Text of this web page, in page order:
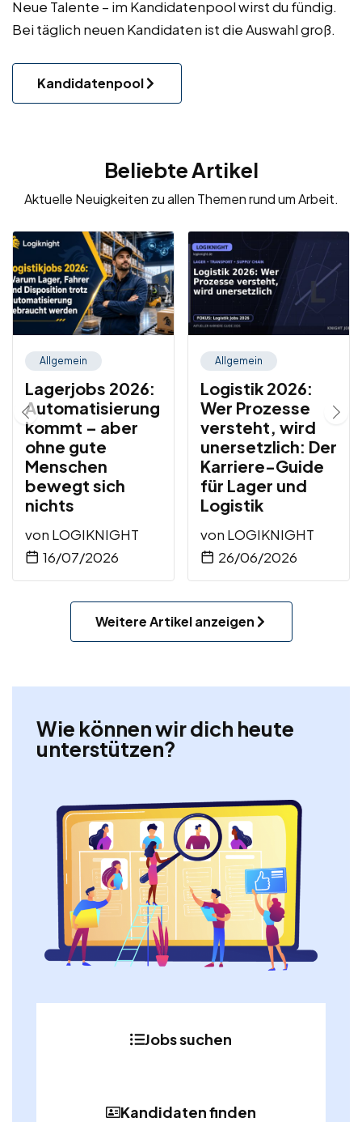
Neue Talente – im Kandidatenpool wirst du fündig.
Bei täglich neuen Kandidaten ist die Auswahl groß.
Kandidatenpool
Beliebte Artikel
Aktuelle Neuigkeiten zu allen Themen rund um Arbeit.
Allgemein
Lagerjobs 2026:
Automatisierung
kommt – aber
ohne gute
Menschen
bewegt sich
nichts
von LOGIKNIGHT
16/07/2026
Allgemein
Logistik 2026:
Wer Prozesse
versteht, wird
unersetzlich: Der
Karriere-Guide
für Lager und
Logistik
von LOGIKNIGHT
26/06/2026
Weitere Artikel anzeigen
Wie können wir dich heute
unterstützen?
Jobs suchen
Kandidaten finden